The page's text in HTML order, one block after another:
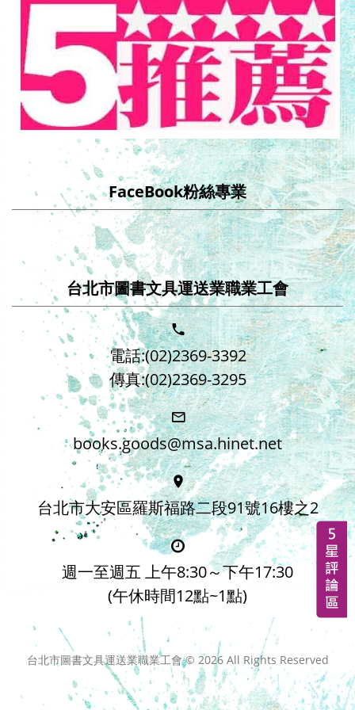
FaceBook粉絲專業
台北市圖書文具運送業職業工會
電話:(02)2369-3392
傳真:(02)2369-3295
books.goods@msa.hinet.net
台北市大安區羅斯福路二段91號16樓之2
週一至週五 上午8:30～下午17:30
(午休時間12點~1點)
台北市圖書文具運送業職業工會 © 2026All Rights Reserved